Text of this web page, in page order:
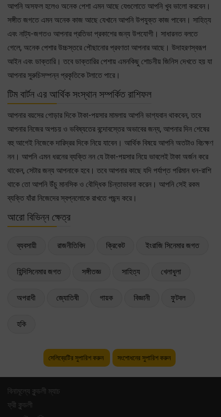
আপনি অসফল হলেও অনেক পেশা এমন আছে যেগুলোতে আপনি খুব ভালো করবেন।
সঙ্গীত জগতে এমন অনেক কাজ আছে যেখানে আপনি উপযুক্ত কাজ পাবেন। সাহিত্য
এবং নাট্য-জগতও আপনার প্রতিভা প্রকাশের জন্য উপযোগী। সাধারনত বলতে
গেলে, অনেক পেশার উচ্চস্তরে পৌছানোর প্রবণতা আপনার আছে। উদাহরণস্বরূপ
আইন এবং ডাক্তারি। তবে ডাক্তারির পেশায় এমনকিছু শোচনীয় জিনিস দেখতে হয় যা
আপনার সুরুচিসম্পন্ন প্রকৃতিকে টলাতে পারে।
টিম বার্টন এর আর্থিক সংস্থান সম্পর্কিত রাশিফল
আপনার বয়সের গোড়ার দিকে টাকা-পয়সার মামলায় আপনি ভাগ্যবান থাকবেন, তবে
আপনার নিজের অপচয় ও ভবিষ্যতের বন্দোবস্তের অভাবের জন্য, আপনার দিন শেষের
বহু আগেই নিজেকে দারিদ্রর দিকে নিয়ে যাবেন। আর্থিক বিষয়ে আপনি অতটাও বিচক্ষণ
নন। আপনি এমন ধরনের ব্যক্তি নন যে টাকা-পয়সার নিয়ে ভাবলেই টাকা অর্জন করে
থাকেন, সেটার জন্য আপনাকে হবে। তবে আপনার কাছে যদি পর্যাপ্ত পরিমান ধন-রাশি
থাকে তো আপনি উঁচু মানসিক ও বৌদ্ধিক চিন্তাভাবনা করেন। আপনি সেই রকম
ব্যক্তি যাঁরা নিজেদের স্বপ্নলোকে রাখতে পছন্দ করে।
আরো বিভিন্ন ক্ষেত্র
ব্যবসায়ী রাজনীতিবিদ ক্রিকেট ইংরাজি সিনেমার জগত
হিন্দিসিনেমার জগত সঙ্গীতজ্ঞ সাহিত্য খেলাধুলা
অপরাধী জ্যোতিষী গায়ক বিজ্ঞানী ফুটবল
হকি
সেলিব্রেটির সুপারিশ করুন সংশোধনের সুপারিশ করুন
বিনামূল্যে কুন্ডলী ম্যাচ
ফ্রী কুন্ডলী